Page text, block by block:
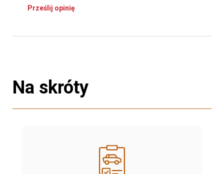
Prześlij opinię
Na skróty